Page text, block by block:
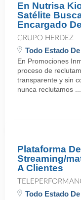
En Nutrisa
Satélite
Encargado
GRUPO HERDEZ
Todo Estado
En Promociones
proceso de
transparente y sin
nunca reclutamos ...
Plataforma De
Streaming/
A Clientes
Todo Estado